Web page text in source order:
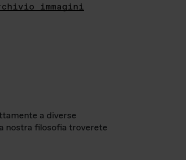
immagini
a diverse
nostra filosofia troverete